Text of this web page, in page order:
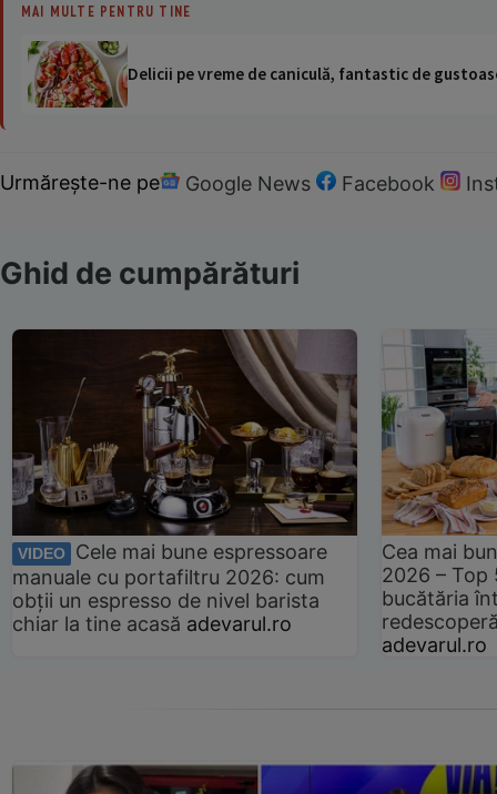
MAI MULTE PENTRU TINE
Delicii pe vreme de caniculă, fantastic de
Urmărește-ne pe Google News Facebook
Ghid de cumpărături
VIDEO
Cele mai bune espressoare
manuale cu portafiltru 2026: cum
obții un espresso de nivel barista
chiar la tine acasă adevarul.ro
Cea mai
2026 –
bucătăria
adevarul.ro